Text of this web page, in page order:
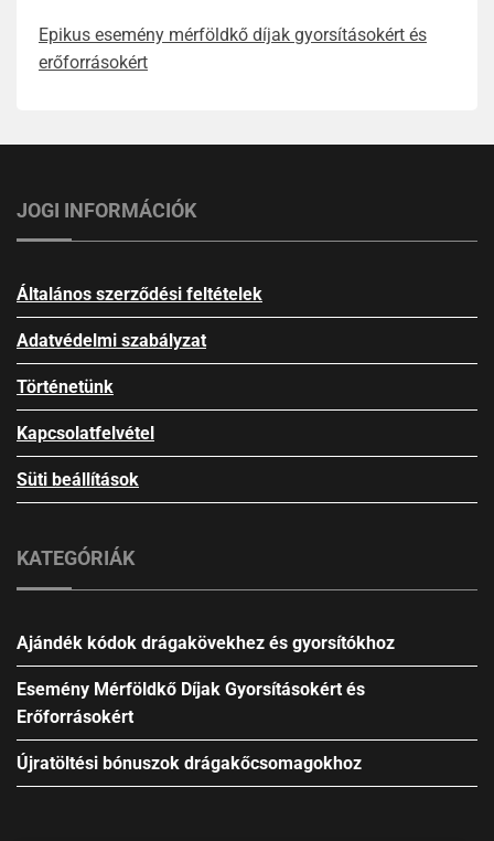
Epikus esemény mérföldkő díjak gyorsításokért és
erőforrásokért
JOGI INFORMÁCIÓK
Általános szerződési feltételek
Adatvédelmi szabályzat
Történetünk
Kapcsolatfelvétel
Süti beállítások
KATEGÓRIÁK
Ajándék kódok drágakövekhez és gyorsítókhoz
Esemény Mérföldkő Díjak Gyorsításokért és
Erőforrásokért
Újratöltési bónuszok drágakőcsomagokhoz